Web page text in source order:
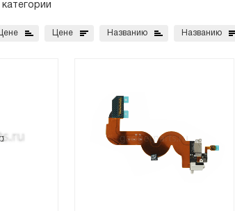
Цене Цене Названию Названию